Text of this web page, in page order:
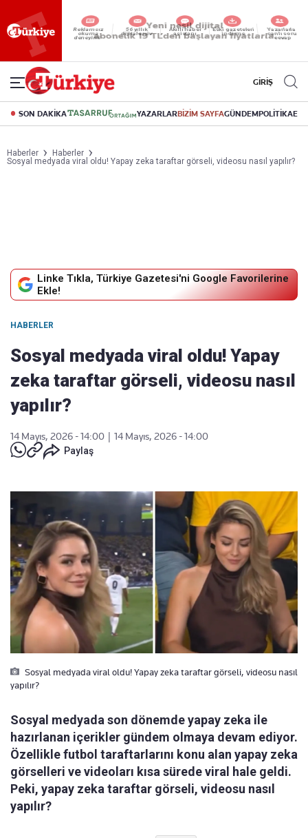
Reklamsız
okuma
deneyimi
56 yıllık
dijital arşiv
Akıllı haber
asistanı
Eski gazeteleri
indirme
Yazarlarla
canlı soru
cevap
GİRİŞ
SON DAKİKA YAZARLARBİZİM SAYFAGÜNDEMPOLİTİKA
Haberler
Haberler
Sosyal medyada viral oldu! Yapay zeka taraftar görseli, videosu nasıl yapılır?
Linke Tıkla, Türkiye Gazetesi'ni Google Favorilerine
Ekle!
HABERLER
Sosyal medyada viral oldu! Yapay
zeka taraftar görseli, videosu nasıl
yapılır?
14 Mayıs, 2026 - 14:00
14 Mayıs, 2026 - 14:00
Paylaş
Sosyal medyada viral oldu! Yapay zeka taraftar görseli, videosu nasıl
yapılır?
Sosyal medyada son dönemde yapay zeka ile
hazırlanan içerikler gündem olmaya devam ediyor.
Özellikle futbol taraftarlarını konu alan yapay zeka
görselleri ve videoları kısa sürede viral hale geldi.
Peki, yapay zeka taraftar görseli, videosu nasıl
yapılır?